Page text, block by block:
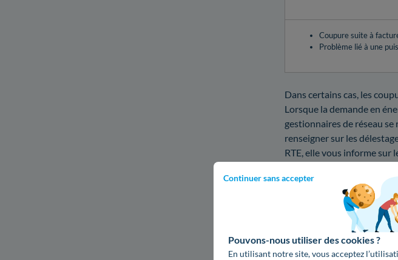
Continuer sans accepter
Pouvons-nous utiliser des cookies ?
En utilisant notre site, vous acceptez
Coupure suite à
Problème lié à une
Dans certains cas, les
Lorsque la demande en
gestionnaires de réseau
renseigner sur les
RTE, elle vous informe sur
oranges, il faudra
est le coût à payer) pour
Quel est le coût
Vous désirez connaître
trouvez les informations